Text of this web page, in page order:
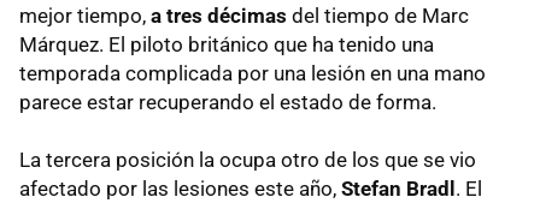
mejor tiempo, a tres décimas del tiempo de Marc
Márquez. El piloto británico que ha tenido una
temporada complicada por una lesión en una mano
parece estar recuperando el estado de forma.
La tercera posición la ocupa otro de los que se vio
afectado por las lesiones este año, Stefan Bradl. El